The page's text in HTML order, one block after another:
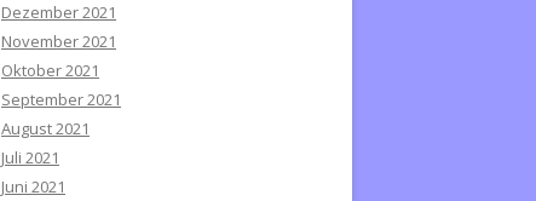
Dezember 2021
November 2021
Oktober 2021
September 2021
August 2021
Juli 2021
Juni 2021